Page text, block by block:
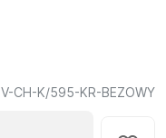
V-CH-K/595-KR-BEZOWY